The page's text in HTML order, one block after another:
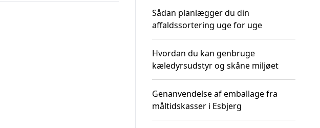
Sådan planlægger du din
affaldssortering uge for uge
Hvordan du kan genbruge
kæledyrsudstyr og skåne miljøet
Genanvendelse af emballage fra
måltidskasser i Esbjerg